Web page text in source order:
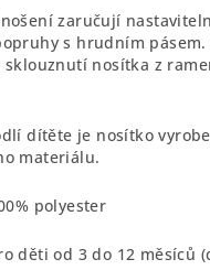
zaručují
s hrudním pásem.
nosítka z
dítěte je nosítko
materiálu.
polyester
děti od 3 do 12 měsíců